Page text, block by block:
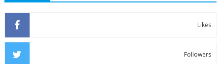
Likes
Followers